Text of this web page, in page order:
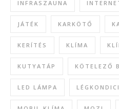
INFRASZAUNA
JÁTÉK KARKÖTŐ
KERÍTÉS KLÍMA
KUTYATÁP KÖTELEZŐ
LED LÁMPA